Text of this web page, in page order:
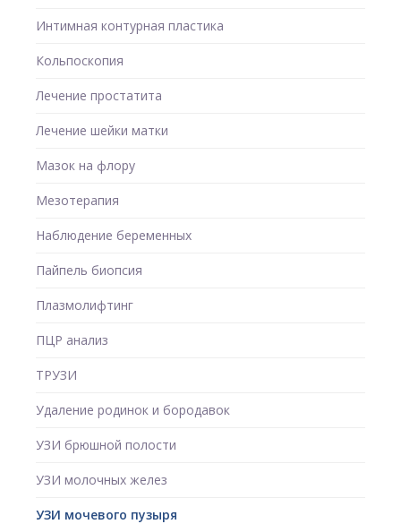
Интимная контурная пластика
Кольпоскопия
Лечение простатита
Лечение шейки матки
Мазок на флору
Мезотерапия
Наблюдение беременных
Пайпель биопсия
Плазмолифтинг
ПЦР анализ
ТРУЗИ
Удаление родинок и бородавок
УЗИ брюшной полости
УЗИ молочных желез
УЗИ мочевого пузыря